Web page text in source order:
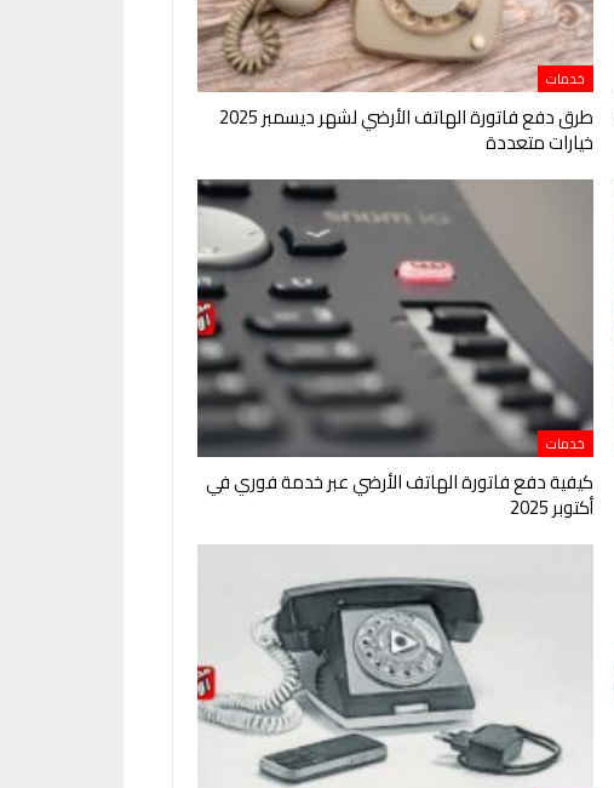
خدمات
طرق دفع فاتورة الهاتف الأرضي لشهر ديسمبر 2025
خيارات متعددة
خدمات
كيفية دفع فاتورة الهاتف الأرضي عبر خدمة فوري في
أكتوبر 2025